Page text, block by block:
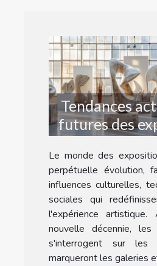
Tendances
futures des
d'art
Le monde des
perpétuelle évolution,
influences culturelles,
sociales qui
l'expérience
nouvelle décennie,
s'interrogent sur les
marqueront les galeries